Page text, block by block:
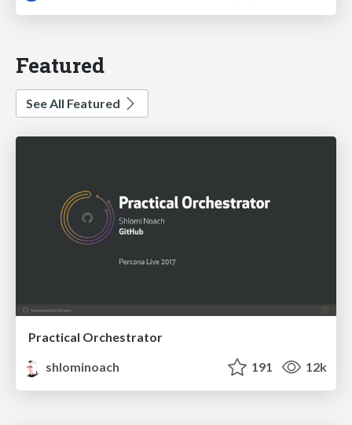
Featured
See All Featured
Practical Orchestrator
shlominoach
191 12k